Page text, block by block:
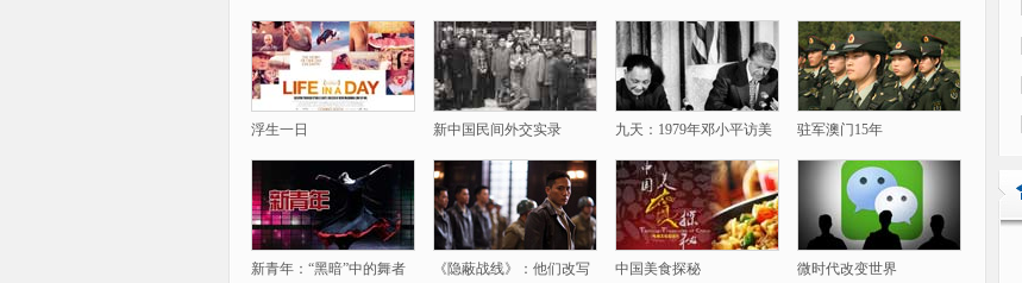
浮生一日 新中国民间外交实录 九天：1979年邓小平访美 驻军澳门15年
新青年：“黑暗”中的舞者
《隐蔽战线》：他们改写
中国美食探秘 微时代改变世界